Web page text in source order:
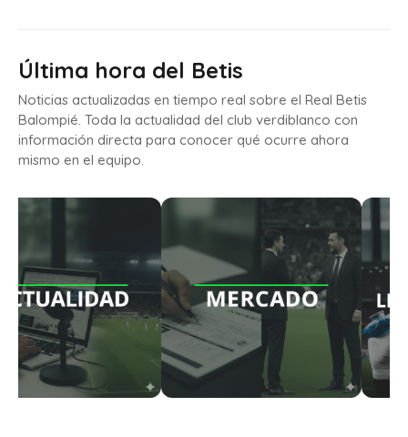
Última hora del Betis
Noticias actualizadas en tiempo real sobre el Real Betis
Balompié. Toda la actualidad del club verdiblanco con
información directa para conocer qué ocurre ahora
mismo en el equipo.